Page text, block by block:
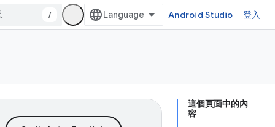
/ Android Studio 登入
這個頁面中的內
容